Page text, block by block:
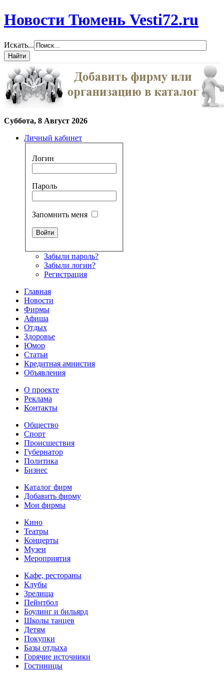
Новости Тюмень Vesti72.ru
Искать...
Суббота, 8 Август 2026
Личный кабинет
Логин
Пароль
Запомнить меня
Забыли пароль?
Забыли логин?
Регистрация
Главная
Новости
Фирмы
Афиша
Отдых
Здоровье
Юмор
Статьи
Кредитная амнистия
Объявления
О проекте
Реклама
Контакты
Общество
Спорт
Происшествия
Губернатор
Политика
Бизнес
Каталог фирм
Добавить фирму
Мои фирмы
Кино
Театры
Концерты
Музеи
Мероприятия
Кафе, рестораны
Клубы
Зрелища
Пейнтбол
Боулинг и бильярд
Школы танцев
Детям
Покупки
Базы отдыха
Горячие источники
Гостиницы